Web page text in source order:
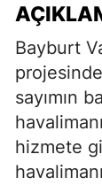
Bayburt
sayımın
hizmete